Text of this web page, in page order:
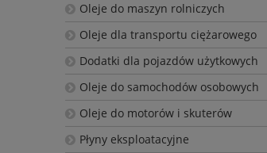
Oleje do maszyn rolniczych
Oleje dla transportu ciężarowego
Dodatki dla pojazdów użytkowych
Oleje do samochodów osobowych
Oleje do motorów i skuterów
Płyny eksploatacyjne